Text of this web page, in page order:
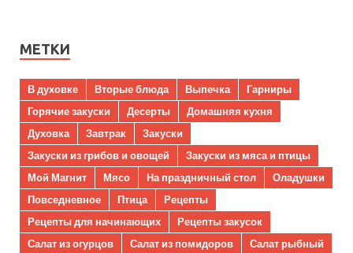
МЕТКИ
В духовке Вторые блюда Выпечка
Гарниры
Горячие закуски
Десерты
Домашняя кухня
Духовка
Завтрак
Закуски
Закуски из грибов и овощей
Закуски из мяса и птицы
Мой Магнит
Мясо На праздничный стол
Оладушки
Повседневное
Птица
Рецепты
Рецепты для начинающих
Рецепты закусок
Салат из огурцов
Салат из помидоров
Салат рыбный